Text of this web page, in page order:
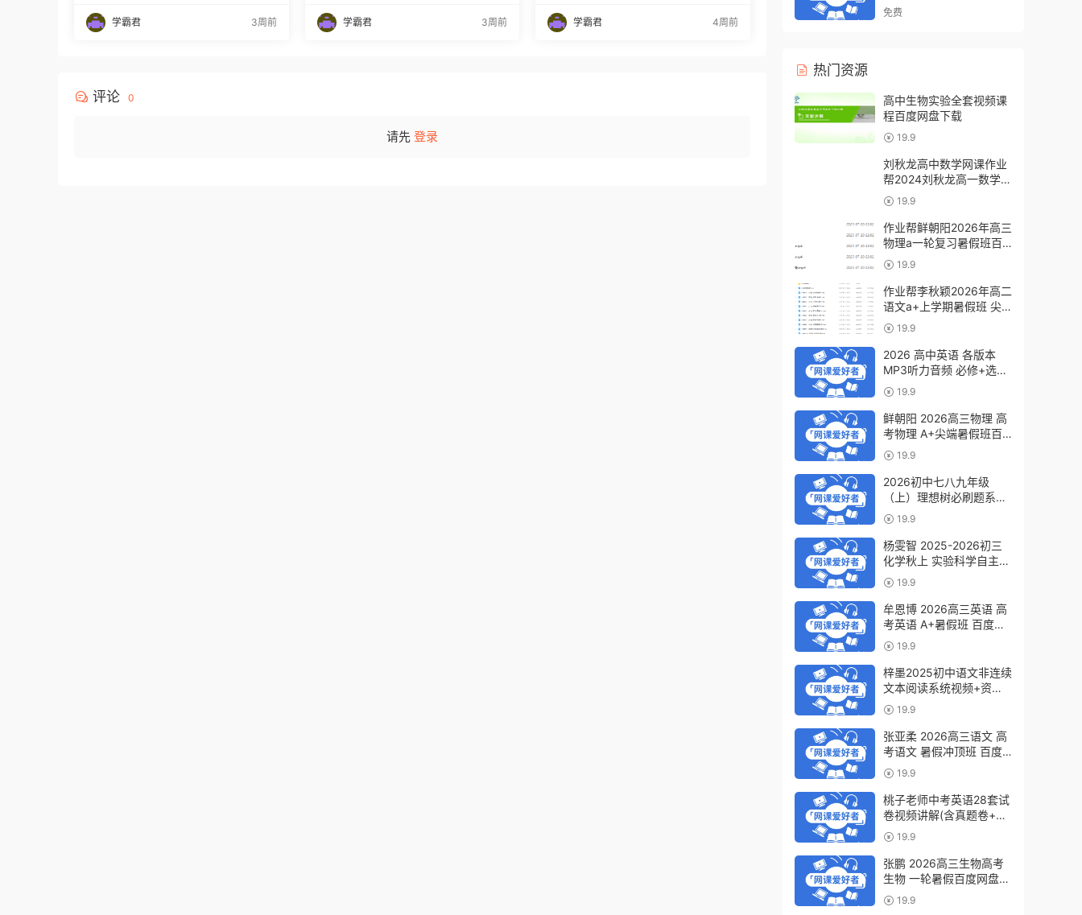
学霸君 3周前 学霸君 3周前 学霸君 4周前
评论 0
请先 登录
轮视频课程全年班 百度网
免费
热门资源
高中生物实验全套视频课
程百度网盘下载
19.9
刘秋龙高中数学网课作业
帮2024刘秋龙高一数学
a+教程（暑假班+秋季
班）
19.9
作业帮鲜朝阳2026年高三
物理a一轮复习暑假班百
度网盘下载
19.9
作业帮李秋颖2026年高二
语文a+上学期暑假班 尖
端班百度网盘下载
19.9
2026 高中英语 各版本
MP3听力音频 必修+选修
6.07GB百度网盘下载
19.9
鲜朝阳 2026高三物理 高
考物理 A+尖端暑假班百
度网盘下载
19.9
2026初中七八九年级
（上）理想树必刷题系列
百度网盘下载
19.9
杨雯智 2025-2026初三
化学秋上 实验科学自主学
习·TY·S（3期）百度网盘
下载
19.9
牟恩博 2026高三英语 高
考英语 A+暑假班 百度网
盘下载
19.9
梓墨2025初中语文非连续
文本阅读系统视频+资料
(第六季)百度网盘下载
19.9
张亚柔 2026高三语文 高
考语文 暑假冲顶班 百度
网盘下载
19.9
桃子老师中考英语28套试
卷视频讲解(含真题卷+模
拟卷)百度网盘下载
19.9
张鹏 2026高三生物高考
生物 一轮暑假百度网盘下
载 19.9